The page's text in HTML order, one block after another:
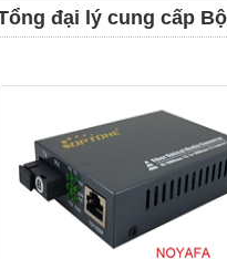
đại lý cung cấp